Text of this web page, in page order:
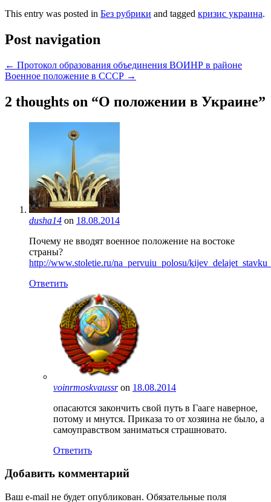
This entry was posted in Без рубрики and tagged кризис украина.
Post navigation
← Протокол образования объединения ВОИНР в районе
Военное положение в СССР →
2 thoughts on “О положении в Украине”
dusha14 on 18.08.2014
Почему не вводят военное положение на востоке
страны?
http://www.stoletie.ru/na_pervuiu_polosu/
Ответить
voinrmoskvaussron 18.08.2014
опасаются закончить свой путь в Гааге наверное,
потому и мнутся. Приказа то от хозяина не было, а
самоуправством заниматься страшновато.
Ответить
Добавить комментарий
Ваш e-mail не будет опубликован. Обязательные поля